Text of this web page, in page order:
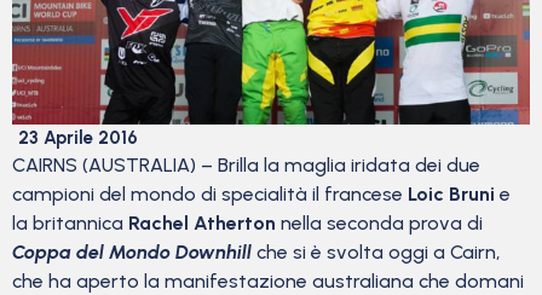
23 Aprile 2016
CAIRNS (AUSTRALIA) – Brilla la maglia iridata dei due
campioni del mondo di specialità il francese Loic Bruni e
la britannica Rachel Atherton nella seconda prova di
Coppa del Mondo Downhill che si è svolta oggi a Cairn,
che ha aperto la manifestazione australiana che domani